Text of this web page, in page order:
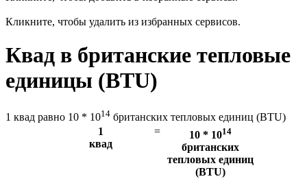
Кликните, чтобы удалить из избранных сервисов.
Квад в британские тепловые
единицы (BTU)
1 квад равно 10 * 1014 британских тепловых единиц (BTU)
1
квад
= 10 * 1014
британских
тепловых единиц
(BTU)